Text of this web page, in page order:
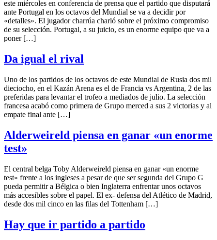
este miércoles en conferencia de prensa que el partido que disputará
ante Portugal en los octavos del Mundial se va a decidir por
«detalles». El jugador charrúa charló sobre el próximo compromiso
de su selección. Portugal, a su juicio, es un enorme equipo que va a
poner […]
Da igual el rival
Uno de los partidos de los octavos de este Mundial de Rusia dos mil
dieciocho, en el Kazán Arena es el de Francia vs Argentina, 2 de las
preferidas para levantar el trofeo a mediados de julio. La selección
francesa acabó como primera de Grupo merced a sus 2 victorias y al
empate final ante […]
Alderweireld piensa en ganar «un enorme
test»
El central belga Toby Alderweireld piensa en ganar «un enorme
test» frente a los ingleses a pesar de que ser segunda del Grupo G
pueda permitir a Bélgica o bien Inglaterra enfrentar unos octavos
más accesibles sobre el papel. El ex- defensa del Atlético de Madrid,
desde dos mil cinco en las filas del Tottenham […]
Hay que ir partido a partido